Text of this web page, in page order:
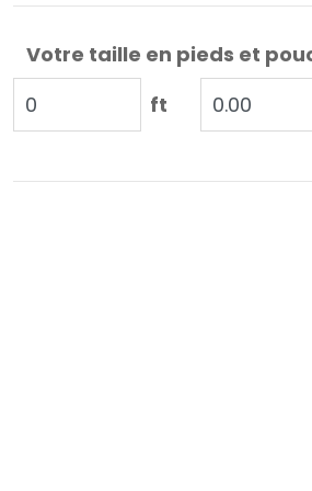
Votre taille en pieds et
ft